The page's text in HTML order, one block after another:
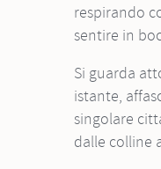
respirando
sentire in
Si guarda attorno, e si ferma per un
istante,
singolare
dalle colline